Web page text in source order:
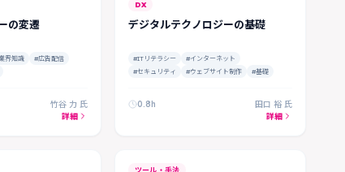
の変遷
界知識
#広告配信
竹谷 力 氏
詳細
DX
デジタルテクノロジーの基礎
#ITリテラシー
#インターネット
#セキュリティ
#ウェブサイト制作 #基礎
0.8h
田口 裕 氏
詳細
ツール・手法